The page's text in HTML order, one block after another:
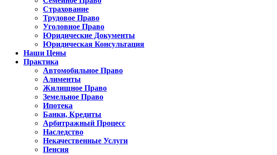
Страхование
Трудовое Право
Уголовное Право
Юридические Документы
Юридическая Консультация
Наши Цены
Практика
Автомобильное Право
Алименты
Жилищное Право
Земельное Право
Ипотека
Банки, Кредиты
Арбитражный Процесс
Наследство
Некачественные Услуги
Пенсия